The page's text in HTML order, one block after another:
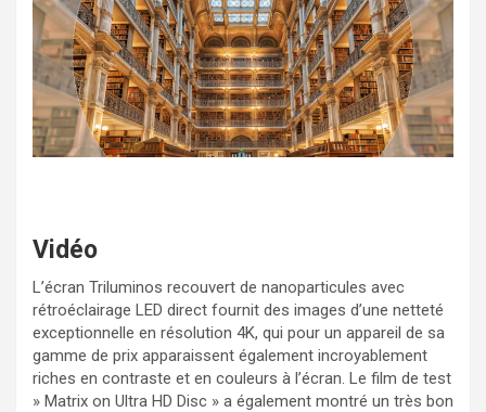
Vidéo
L’écran Triluminos recouvert de nanoparticules avec
rétroéclairage LED direct fournit des images d’une netteté
exceptionnelle en résolution 4K, qui pour un appareil de sa
gamme de prix apparaissent également incroyablement
riches en contraste et en couleurs à l’écran. Le film de test
» Matrix on Ultra HD Disc » a également montré un très bon